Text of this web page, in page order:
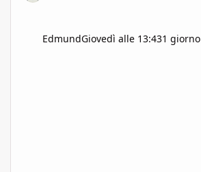
EdmundGiovedì alle 13:431 giorno